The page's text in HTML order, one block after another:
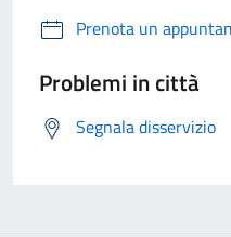
Prenota un
Problemi in città
Segnala disservizio